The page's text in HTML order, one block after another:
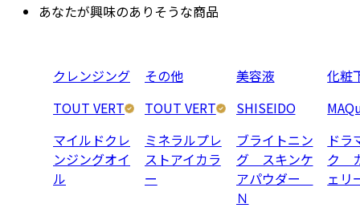
あなたが興味のありそうな商品
クレンジング
TOUT VERT
マイルドクレ
ンジングオイ
ル
その他
TOUT VERT
ミネラルプレ
ストアイカラ
ー
美容液
SHISEIDO
ブライトニン
グ スキンケ
アパウダー
Ｎ
化粧
ドラ
ク
ェ